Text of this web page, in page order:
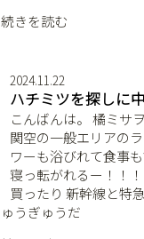
続きを読む
2024.11.22
ハチミツを探しに
こんばんは。 橘ミサ
関空の一般エリアの
ワーも浴びれて食事も
寝っ転がれるー！！
買ったり 新幹線と特
ゅうぎゅうだ